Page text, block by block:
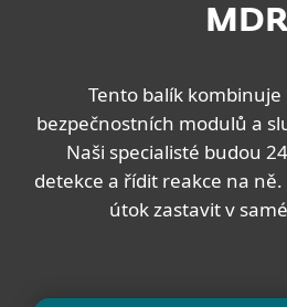
Tento balík kombinuje
bezpečnostních modulů a
Naši specialisté budou
detekce a řídit reakce na
útok zastavit v